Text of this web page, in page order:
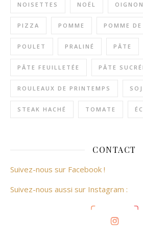
NOISETTES NOËL OIGNON
PIZZA POMME POMME DE
POULET PRALINÉ PÂTE
PÂTE FEUILLETÉE PÂTE
ROULEAUX DE PRINTEMPS
STEAK HACHÉ TOMATE
CONTACT
Suivez-nous sur Facebook !
Suivez-nous aussi sur Instagram :